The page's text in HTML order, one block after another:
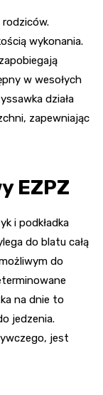
rodziców.
wykonania.
w wesołych
działa
zapewniając
EZPZ
i podkładka
do blatu całą
do
na dnie to
jedzenia.
jest